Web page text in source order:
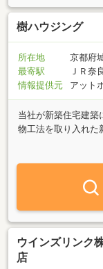
樹ハウジング
所在地
京都府
最寄駅
ＪＲ奈
情報提供元
アット
当社が新築住宅建築
物工法を取り入れ
で軸組みを接合し
ウインズリンク
店